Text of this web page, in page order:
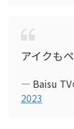
アイクも
— Baisu TV
2023